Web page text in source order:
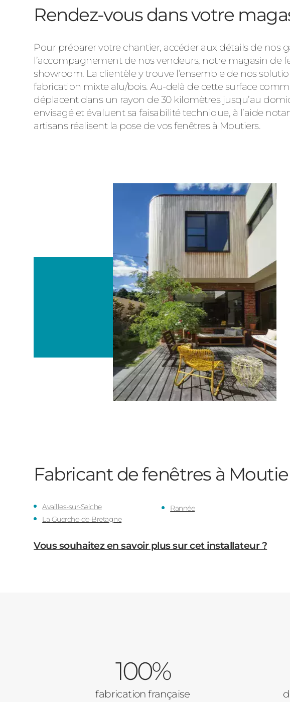
Rendez-vous dans votre
Pour préparer votre chantier, accéder aux détails de nos
l’accompagnement de nos vendeurs, notre magasin de
showroom. La clientèle y trouve l’ensemble de nos
fabrication mixte alu/bois. Au-delà de cette surface
déplacent dans un rayon de 30 kilomètres jusqu’au
envisagé et évaluent sa faisabilité technique, à l’aide
artisans réalisent la pose de vos fenêtres à Moutiers.
Fabricant de fenêtres à
Availles-sur-Seiche
La Guerche-de-Bretagne
Rannée
Vous souhaitez en savoir plus sur cet installateur ?
100%
fabrication française